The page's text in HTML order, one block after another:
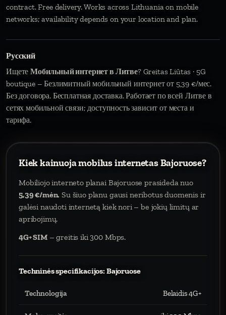
contract. Free delivery. Works across Lithuania on mobile
networks; availability depends on your location and plan.
Русский
ИщетеМобильный интернет в Литве? Greitas Liūtas · 5G
boutique – Безлимитный мобильный интернет от 5,39 €/мес.
Без договора. Бесплатная доставка. Работает по всей Литве в
сетях мобильной связи; доступность зависит от места и
тарифа.
Kiek kainuoja mobilus internetas Bajoruose?
Mobiliojo interneto planai Bajoruose prasideda nuo
5,39 €/mėn. Su šiuo planu gausi neribotus duomenis ir
galėsi naudoti internetą kiek nori – be jokių limitų ar
apribojimų.
4G+ SIM– greitis iki 300 Mbps.
Techninės specifikacijos: Bajoruose
Technologija Belaidis 4G+